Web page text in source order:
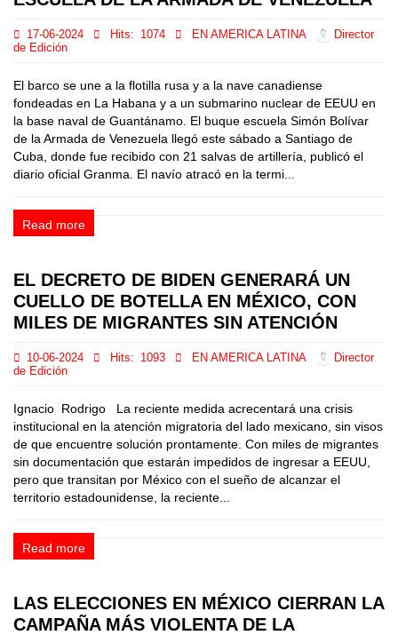
17-06-2024 Hits: 1074 EN AMERICA LATINA
Director
de Edición
El barco se une a la flotilla rusa y a la nave canadiense
fondeadas en La Habana y a un submarino nuclear de EEUU en
la base naval de Guantánamo. El buque escuela Simón Bolívar
de la Armada de Venezuela llegó este sábado a Santiago de
Cuba, donde fue recibido con 21 salvas de artillería, publicó el
diario oficial Granma. El navío atracó en la termi...
Read more
EL DECRETO DE BIDEN GENERARÁ UN
CUELLO DE BOTELLA EN MÉXICO, CON
MILES DE MIGRANTES SIN ATENCIÓN
10-06-2024 Hits: 1093 EN AMERICA LATINA
Director
de Edición
Ignacio Rodrigo La reciente medida acrecentará una crisis
institucional en la atención migratoria del lado mexicano, sin visos
de que encuentre solución prontamente. Con miles de migrantes
sin documentación que estarán impedidos de ingresar a EEUU,
pero que transitan por México con el sueño de alcanzar el
territorio estadounidense, la reciente...
Read more
LAS ELECCIONES EN MÉXICO CIERRAN LA
CAMPAÑA MÁS VIOLENTA DE LA